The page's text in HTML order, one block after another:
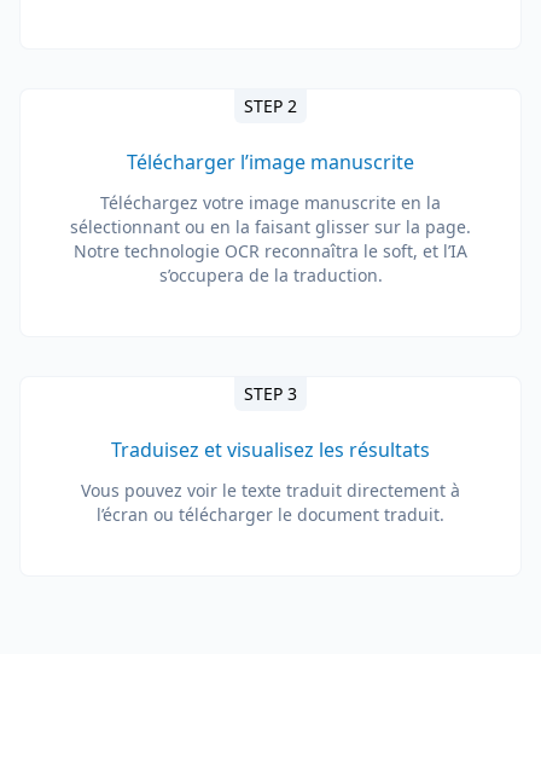
STEP 2
Télécharger l’image manuscrite
Téléchargez votre image manuscrite en la
sélectionnant ou en la faisant glisser sur la page.
Notre technologie OCR reconnaîtra le soft, et l’IA
s’occupera de la traduction.
STEP 3
Traduisez et visualisez les résultats
Vous pouvez voir le texte traduit directement à
l’écran ou télécharger le document traduit.